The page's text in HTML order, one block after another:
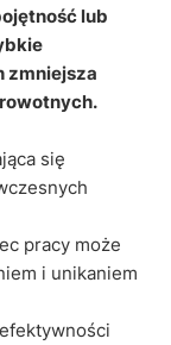
lub
zmniejsza
się
pracy może
i unikaniem